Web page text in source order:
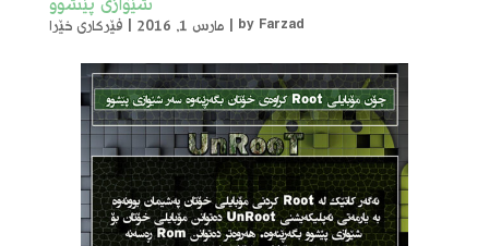
شێوازی پێشوو
by Farzad
| مارس 1, 2016 | فێرکاری خێرا